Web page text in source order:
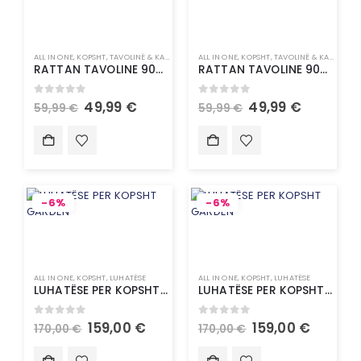
ALL IN ONE, KOPSHT,TAVOLINË & KARRIGE
RATTAN TAVOLINE 90X90 ANTRACID
out of 5
59,99€ 49,99 €
ALL IN ONE, KOPSHT,TAVOLINË & KARRIGE
RATTAN TAVOLINE 90X90 BROWN
out of 5
59,99€ 49,99 €
-6%
ALL IN ONE, KOPSHT, LUHATËSE
LUHATËSE PER KOPSHT GARDEN
0out of 5
170,00€ 159,00 €
-6%
ALL IN ONE, KOPSHT, LUHATËSE
LUHATËSE PER KOPSHT GARDEN
0out of 5
170,00€ 159,00 €